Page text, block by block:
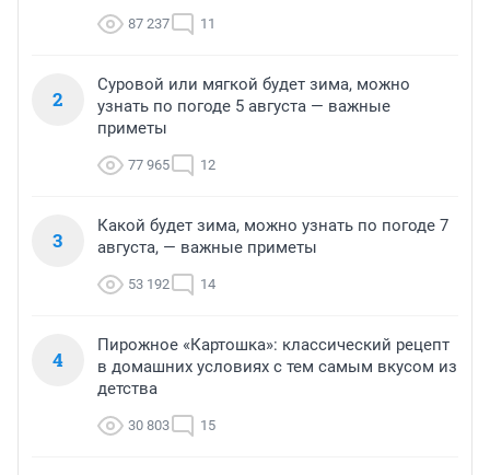
87 237 11
2
Суровой или мягкой будет зима, можно
узнать по погоде 5 августа — важные
приметы
77 965 12
3
Какой будет зима, можно узнать по погоде 7
августа, — важные приметы
53 192 14
4
Пирожное «Картошка»: классический рецепт
в домашних условиях с тем самым вкусом из
детства
30 803 15